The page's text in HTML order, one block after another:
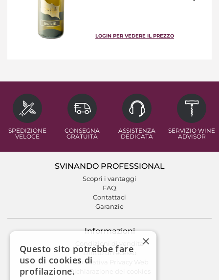
LOGIN PER VEDERE IL PREZZO
SPEDIZIONE
VELOCE
CONSEGNA
GRATUITA
ASSISTENZA
DEDICATA
SERVIZIO WINE
ADVISOR
SVINANDO PROFESSIONAL
Scopri i vantaggi
FAQ
Contattaci
Garanzie
Informazioni
Condizioni di vendita
Diritto di recesso
Informativa Privacy Web
Dichiarazione dei cookies
×
Questo sito potrebbe fare
uso di cookies di
profilazione.